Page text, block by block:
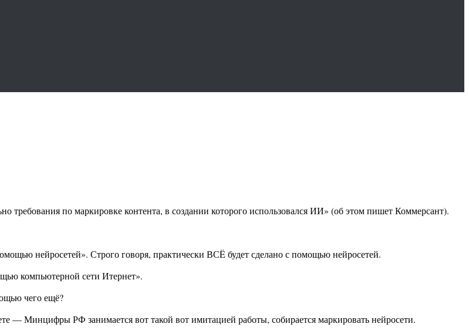
требования по маркировке контента, в создании которого использовался ИИ» (об этом пишет Коммерсант).
нейросетей». Строго говоря, практически ВСË будет сделано с помощью нейросетей.
компьютерной сети Итернет».
чего ещё?
— Минцифры РФ занимается вот такой вот имитацией работы, собирается маркировать нейросети.